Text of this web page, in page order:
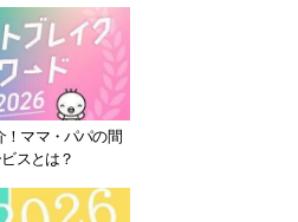
！ママ・パパの間
スとは？